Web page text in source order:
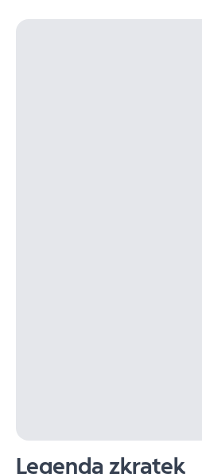
Legenda zkratek